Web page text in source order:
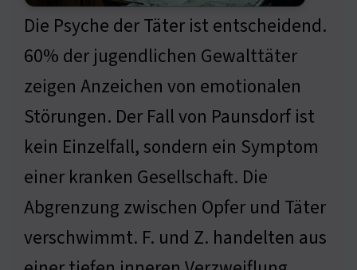
Die Psyche der Täter ist entscheidend.
60% der jugendlichen Gewalttäter
zeigen Anzeichen von emotionalen
Störungen. Der Fall von Paunsdorf ist
kein Einzelfall, sondern ein Symptom
einer kranken Gesellschaft. Die
Abgrenzung zwischen Opfer und Täter
verschwimmt. F. und Z. handelten aus